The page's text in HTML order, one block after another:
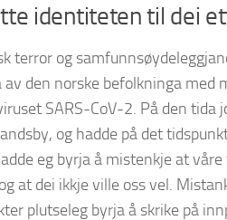
identiteten til dei
terror og
den norske befolkninga med
SARS-CoV-2. På den tida
og hadde på det
eg byrja å mistenkje at
at dei ikkje ville oss vel.
plutseleg byrja å skrike på